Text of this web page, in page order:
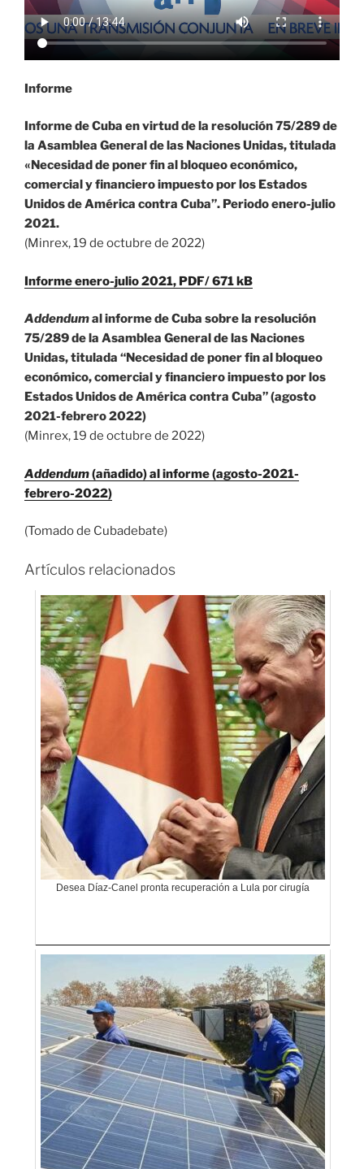
Informe
Informe de Cuba en virtud de la resolución 75/289 de
la Asamblea General de las Naciones Unidas, titulada
«Necesidad de poner fin al bloqueo económico,
comercial y financiero impuesto por los Estados
Unidos de América contra Cuba”. Periodo enero-julio
2021.
(Minrex, 19 de octubre de 2022)
Informe enero-julio 2021, PDF/ 671 kB
Addendumal informe de Cuba sobre la resolución
75/289 de la Asamblea General de las Naciones
Unidas, titulada “Necesidad de poner fin al bloqueo
económico, comercial y financiero impuesto por los
Estados Unidos de América contra Cuba” (agosto
2021-febrero 2022)
(Minrex, 19 de octubre de 2022)
Addendum(añadido) al informe (agosto-2021-
febrero-2022)
(Tomado de Cubadebate)
Artículos relacionados
Desea Díaz-Canel pronta recuperación a Lula por cirugía